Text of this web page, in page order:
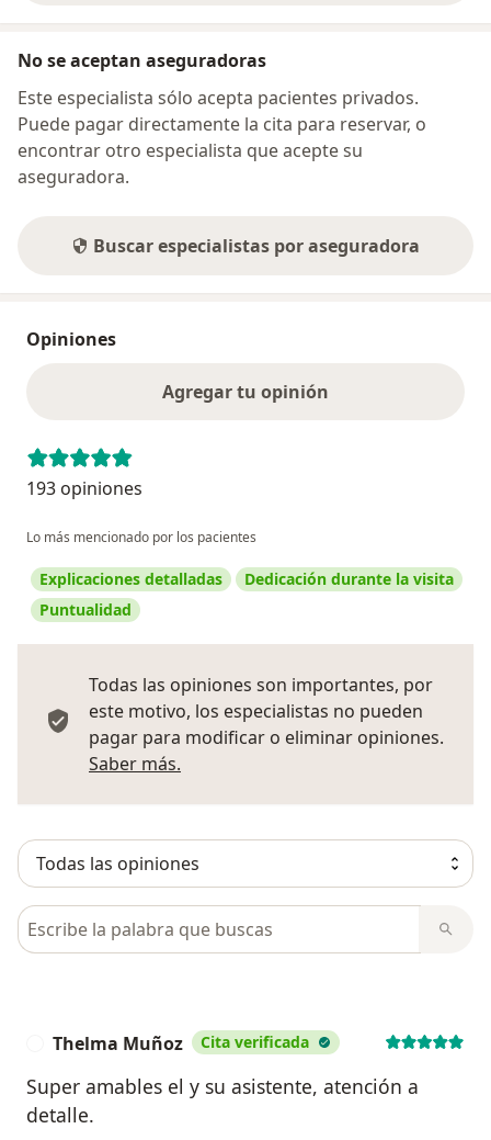
No se aceptan aseguradoras
Este especialista sólo acepta pacientes privados.
Puede pagar directamente la cita para reservar, o
encontrar otro especialista que acepte su
aseguradora.
Buscar especialistas por aseguradora
Opiniones
Agregar tu opinión
193 opiniones
Lo más mencionado por los pacientes
Explicaciones detalladas
Dedicación durante la visita
Puntualidad
Todas las opiniones son importantes, por
este motivo, los especialistas no pueden
pagar para modificar o eliminar opiniones.
Saber más.
Busca en opiniones
Thelma Muñoz Cita verificada
Super amables el y su asistente, atención a
detalle.